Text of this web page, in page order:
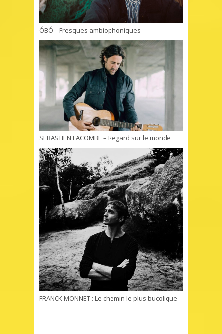
ÓBÓ – Fresques ambiophoniques
SEBASTIEN LACOMBE – Regard sur le monde
FRANCK MONNET : Le chemin le plus bucolique